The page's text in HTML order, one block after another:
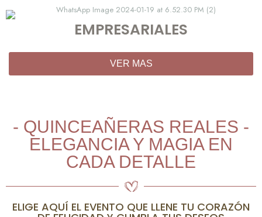
EMPRESARIALES
VER MAS
- QUINCEAÑERAS REALES -
ELEGANCIA Y MAGIA EN
CADA DETALLE
ELIGE AQUÍ EL EVENTO QUE LLENE TU CORAZÓN